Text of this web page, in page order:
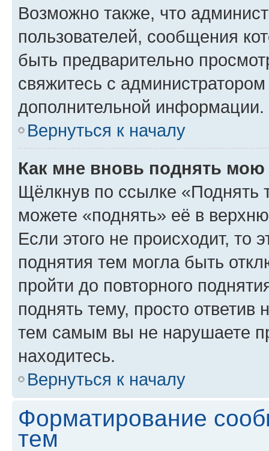
Возможно также, что
пользователей, сообщения
быть предварительно
свяжитесь с
дополнительной информации.
Вернуться к началу
Как мне вновь поднять мою
Щёлкнув по ссылке «Поднять
можете «поднять» её в
Если этого не происходит, то
поднятия тем могла быть
пройти до повторного
поднять тему, просто ответив
тем самым вы не нарушаете
находитесь.
Вернуться к началу
Форматирование
тем